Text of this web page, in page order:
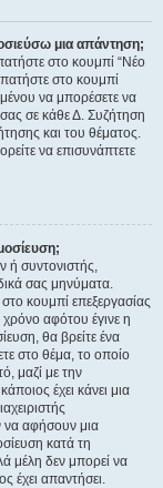
μια απάντηση;
στο κουμπί “Νέο
στο κουμπί
να μπορέσετε να
σε κάθε Δ. Συζήτηση
και του θέματος.
να επισυνάπτετε
ή συντονιστής,
σας μηνύματα.
κουμπί επεξεργασίας
αφότου έγινε η
θα βρείτε ένα
στο θέμα, το οποίο
μαζί με την
έχει κάνει μια
να αφήσουν μια
κατά τη
μέλη δεν μπορεί να
έχει απαντήσει.